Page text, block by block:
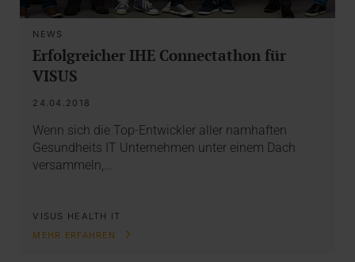
NEWS
Erfolgreicher IHE Connectathon für
VISUS
24.04.2018
Wenn sich die Top-Entwickler aller namhaften
Gesundheits IT Unternehmen unter einem Dach
versammeln,…
VISUS HEALTH IT
MEHR ERFAHREN